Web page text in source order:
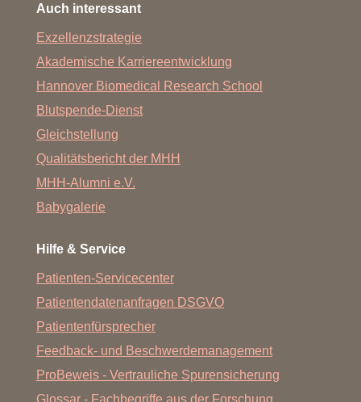
Auch interessant
Exzellenzstrategie
Akademische Karriereentwicklung
Hannover Biomedical Research School
Blutspende-Dienst
Gleichstellung
Qualitätsbericht der MHH
MHH-Alumni e.V.
Babygalerie
Hilfe & Service
Patienten-Servicecenter
Patientendatenanfragen DSGVO
Patientenfürsprecher
Feedback- und Beschwerdemanagement
ProBeweis - Vertrauliche Spurensicherung
Glossar - Fachbegriffe aus der Forschung